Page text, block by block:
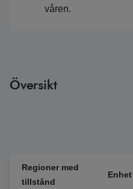
våren.
Översikt
Regioner med
tillstånd
Enhet